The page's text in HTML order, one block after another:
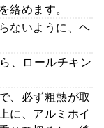
絡めます。
ないように、ヘ
、ロールチキン
、必ず粗熱が取
に、アルミホイ